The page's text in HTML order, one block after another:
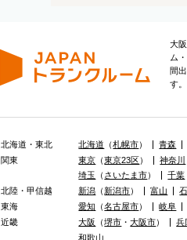
大
ム
間
す
北海道・東北 北海道 （札幌市） 青森
関東
東京 （東京23区） 神奈川
埼玉
（さいたま市） 千葉
北陸・甲信越
新潟 （新潟市） 富山
東海
愛知 （名古屋市） 岐阜
近畿
大阪 （堺市 ・大阪市） 兵
和歌山